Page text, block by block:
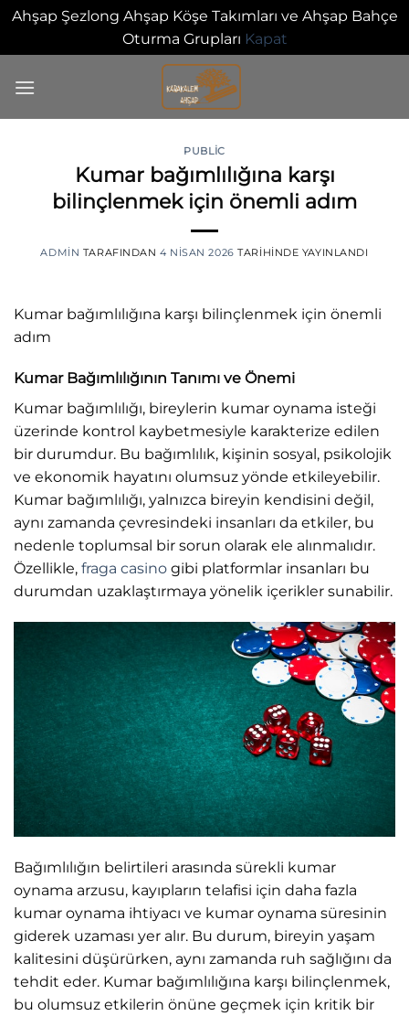
Ahşap Şezlong Ahşap Köşe Takımları ve Ahşap Bahçe
Oturma Grupları Kapat
atla
PUBLIC
Kumar bağımlılığına karşı
bilinçlenmek için önemli adım
ADMIN TARAFINDAN 4 NISAN 2026 TARIHINDE YAYINLANDI
Kumar bağımlılığına karşı bilinçlenmek için önemli
adım
Kumar Bağımlılığının Tanımı ve Önemi
Kumar bağımlılığı, bireylerin kumar oynama isteği
üzerinde kontrol kaybetmesiyle karakterize edilen
bir durumdur. Bu bağımlılık, kişinin sosyal, psikolojik
ve ekonomik hayatını olumsuz yönde etkileyebilir.
Kumar bağımlılığı, yalnızca bireyin kendisini değil,
aynı zamanda çevresindeki insanları da etkiler, bu
nedenle toplumsal bir sorun olarak ele alınmalıdır.
Özellikle, fraga casino gibi platformlar insanları bu
durumdan uzaklaştırmaya yönelik içerikler sunabilir.
Bağımlılığın belirtileri arasında sürekli kumar
oynama arzusu, kayıpların telafisi için daha fazla
kumar oynama ihtiyacı ve kumar oynama süresinin
giderek uzaması yer alır. Bu durum, bireyin yaşam
kalitesini düşürürken, aynı zamanda ruh sağlığını da
tehdit eder. Kumar bağımlılığına karşı bilinçlenmek,
bu olumsuz etkilerin önüne geçmek için kritik bir